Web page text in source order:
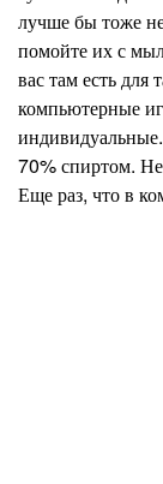
лучше бы тоже
помойте их с
вас там есть
компьютерные
70% спиртом.
Еще раз, что в